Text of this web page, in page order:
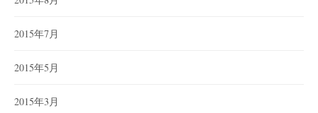
2015年7月
2015年5月
2015年3月